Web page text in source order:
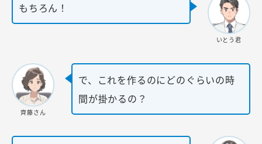
もちろん！
いとう君
齊藤さん
で、これを作るのにどのぐらいの時
間が掛かるの？